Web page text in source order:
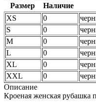
Размер
Наличие
XS
0
S
0
M
0
L
0
XL
0
XXL
0
Описание
Кроеная женская рубашка